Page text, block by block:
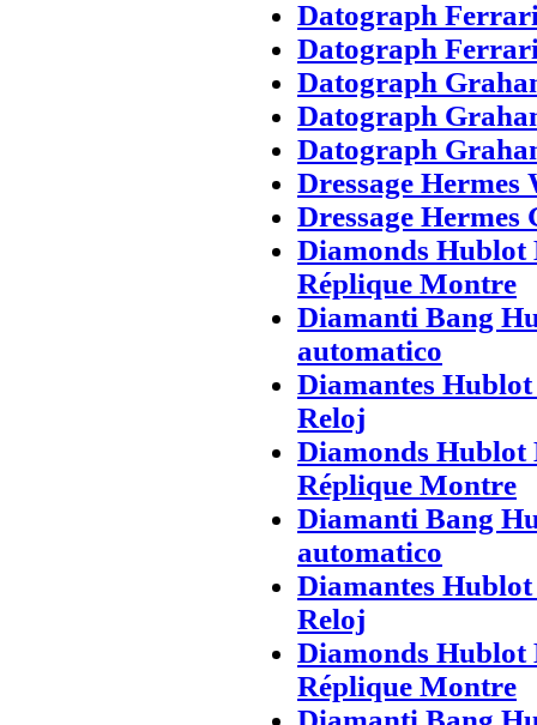
Datograph
Datograph
Datograph
Datograph
Datograph
Dressage
Dressage Hermes
Diamonds Hublot
Réplique Montre
Diamanti Bang
automatico
Diamantes
Reloj
Diamonds Hublot
Réplique Montre
Diamanti Bang
automatico
Diamantes
Reloj
Diamonds Hublot
Réplique Montre